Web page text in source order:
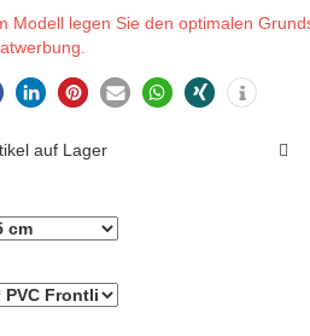
Modell legen Sie den optimalen
auf Lager